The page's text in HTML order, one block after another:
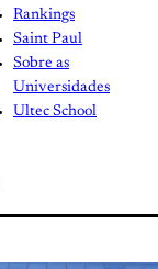
Rankings
Saint Paul
Sobre as
Universidades
Ultec School